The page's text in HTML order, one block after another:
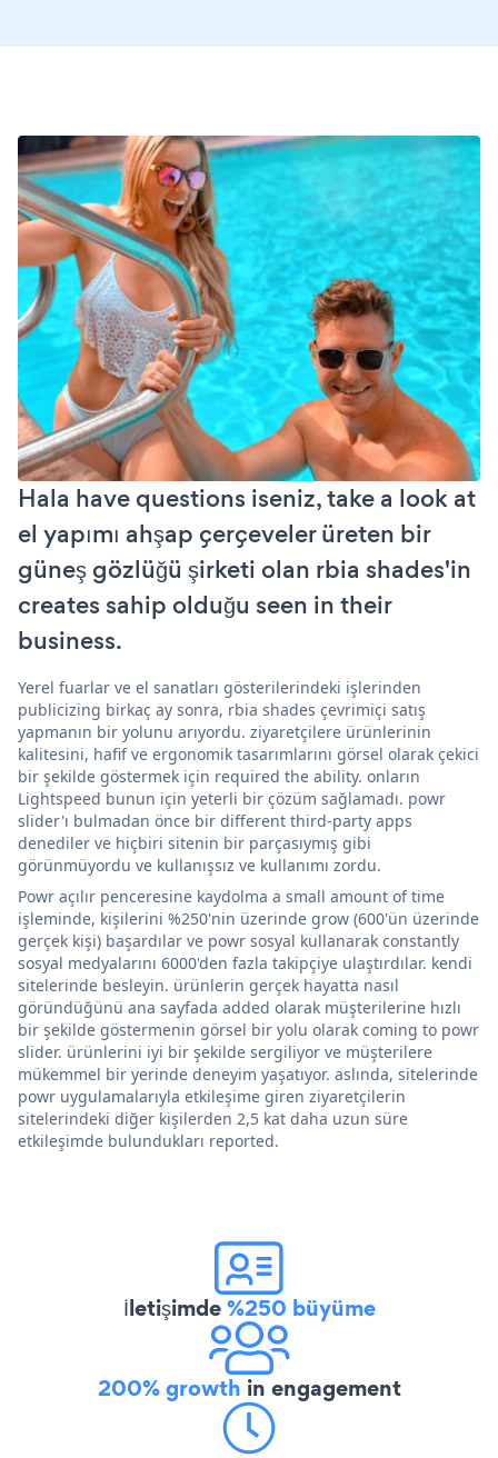
Hala have questions iseniz, take a look at
el yapımı ahşap çerçeveler üreten bir
güneş gözlüğü şirketi olan rbia shades'in
creates sahip olduğu seen in their
business.
Yerel fuarlar ve el sanatları gösterilerindeki işlerinden
publicizing birkaç ay sonra, rbia shades çevrimiçi satış
yapmanın bir yolunu arıyordu. ziyaretçilere ürünlerinin
kalitesini, hafif ve ergonomik tasarımlarını görsel olarak çekici
bir şekilde göstermek için required the ability. onların
Lightspeed bunun için yeterli bir çözüm sağlamadı. powr
slider'ı bulmadan önce bir different third-party apps
denediler ve hiçbiri sitenin bir parçasıymış gibi
görünmüyordu ve kullanışsız ve kullanımı zordu.
Powr açılır penceresine kaydolma a small amount of time
işleminde, kişilerini %250'nin üzerinde grow (600'ün üzerinde
gerçek kişi) başardılar ve powr sosyal kullanarak constantly
sosyal medyalarını 6000'den fazla takipçiye ulaştırdılar. kendi
sitelerinde besleyin. ürünlerin gerçek hayatta nasıl
göründüğünü ana sayfada added olarak müşterilerine hızlı
bir şekilde göstermenin görsel bir yolu olarak coming to powr
slider. ürünlerini iyi bir şekilde sergiliyor ve müşterilere
mükemmel bir yerinde deneyim yaşatıyor. aslında, sitelerinde
powr uygulamalarıyla etkileşime giren ziyaretçilerin
sitelerindeki diğer kişilerden 2,5 kat daha uzun süre
etkileşimde bulundukları reported.
İletişimde%250 büyüme
200% growth in engagement